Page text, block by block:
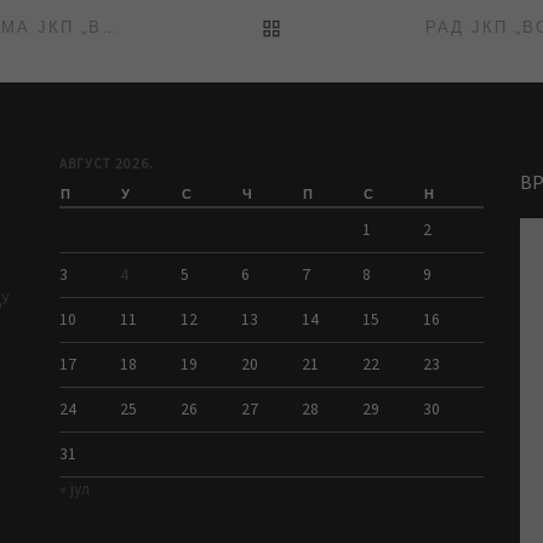
ИСПИТИВАЊЕ ЗАДОВОЉСТВА КОРИСНИКА УСЛУГАМА ЈКП „ВОДОВОД И КАНАЛИЗАЦИЈА“ BACK TO POST LIST
АВГУСТ 2026.
П У С Ч П С Н
1 2
3 4 5 6 7 8 9
10 11 12 13 14 15 16
17 18 19 20 21 22 23
24 25 26 27 28 29 30
31
« јул